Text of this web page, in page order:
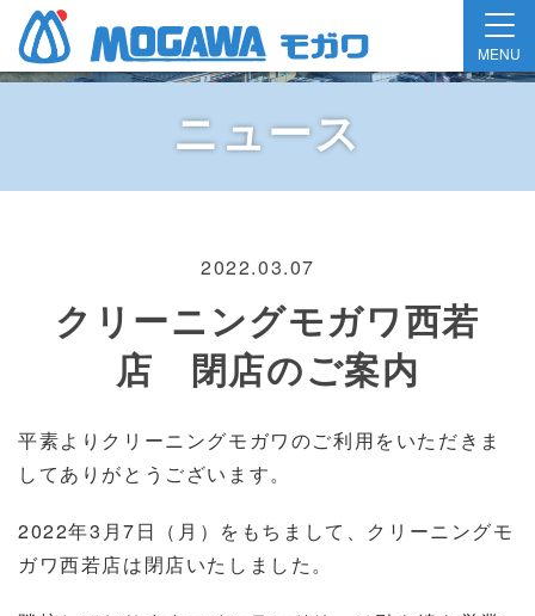
MENU
ニュース
2022.03.07
クリーニングモガワ西若
店 閉店のご案内
平素よりクリーニングモガワのご利用をいただきま
してありがとうございます。
2022年3月7日（月）をもちまして、クリーニングモ
ガワ西若店は閉店いたしました。